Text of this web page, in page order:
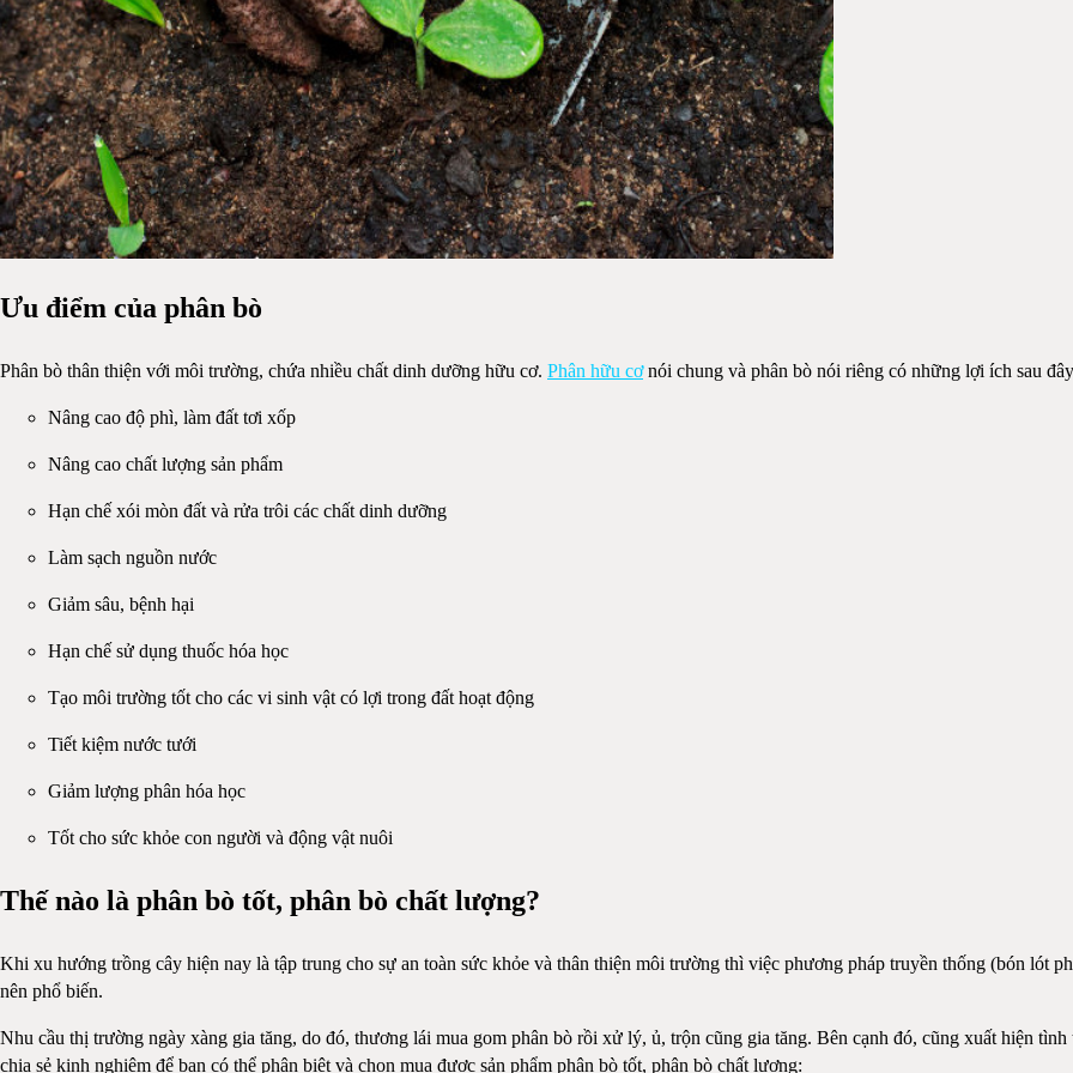
Ưu điểm của phân bò
Phân bò thân thiện với môi trường, chứa nhiều chất dinh dưỡng hữu cơ. Phân hữu cơnói chung và phân bò nói riêng có những lợi ích sau
Nâng cao độ phì, làm đất tơi xốp
Nâng cao chất lượng sản phẩm
Hạn chế xói mòn đất và rửa trôi các chất dinh dưỡng
Làm sạch nguồn nước
Giảm sâu, bệnh hại
Hạn chế sử dụng thuốc hóa học
Tạo môi trường tốt cho các vi sinh vật có lợi trong đất hoạt động
Tiết kiệm nước tưới
Giảm lượng phân hóa học
Tốt cho sức khỏe con người và động vật nuôi
Thế nào là phân bò tốt, phân bò chất lượng?
Khi xu hướng trồng cây hiện nay là tập trung cho sự an toàn sức khỏe và thân thiện môi trường thì việc phương pháp truyền thống (bón lót
nên phổ biến.
Nhu cầu thị trường ngày xàng gia tăng, do đó, thương lái mua gom phân bò rồi xử lý, ủ, trộn cũng gia tăng. Bên cạnh đó, cũng xuất hiện
chia sẻ kinh nghiệm để bạn có thể phân biệt và chọn mua được sản phẩm phân bò tốt, phân bò chất lượng: